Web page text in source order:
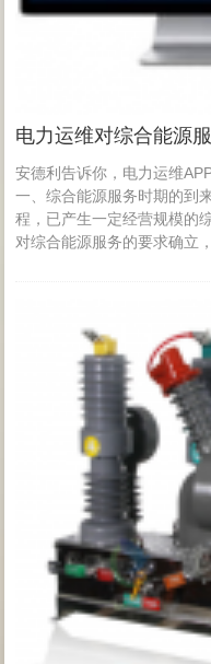
电力运维对综合能源
安德利告诉你，电力运维
一、综合能源服务时期的到
程，已产生一定经营规模的
对综合能源服务的要求确立